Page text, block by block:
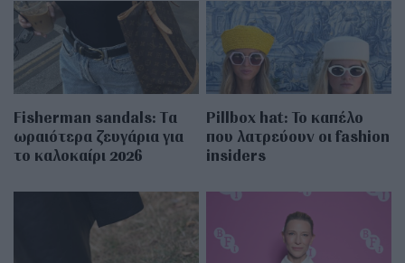
Fisherman sandals: Tα
ωραιότερα ζευγάρια για
το καλοκαίρι 2026
Pillbox hat: Το καπέλο
που λατρεύουν οι fashion
insiders